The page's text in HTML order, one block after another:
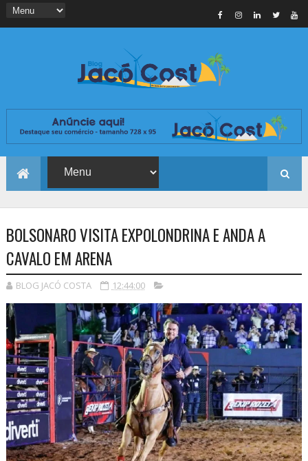
BOLSONARO VISITA EXPOLONDRINA E ANDA A
CAVALO EM ARENA
BLOG JACÓ COSTA 12:44:00